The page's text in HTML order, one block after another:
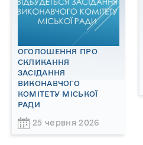
ОГОЛОШЕННЯ ПРО
СКЛИКАННЯ
ЗАСІДАННЯ
ВИКОНАВЧОГО
КОМІТЕТУ МІСЬКОЇ
РАДИ
25 червня 2026